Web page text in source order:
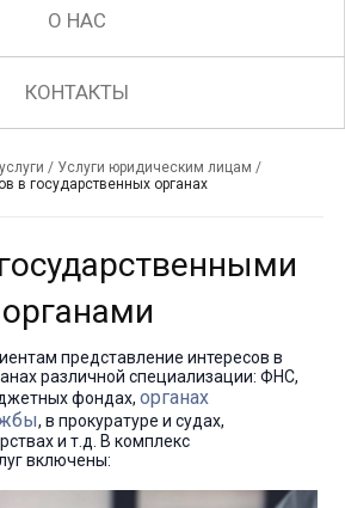
О НАС
КОНТАКТЫ
/ Услуги юридическим лицам /
в государственных органах
органами
представление интересов в
различной специализации: ФНС,
фондах, органах
, в прокуратуре и судах,
и т.д. В комплекс
включены: